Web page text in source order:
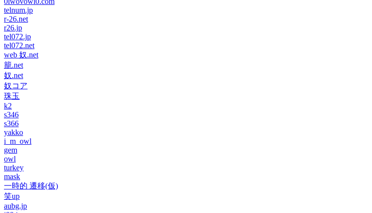
telnum.jp
r-26.net
r26.jp
tel072.jp
tel072.net
web 奴.net
籠.net
奴.net
奴コア
珠玉
k2
s346
s366
yakko
i_m_owl
gem
owl
turkey
mask
一時的 遷移(仮)
笑up
aubg.jp